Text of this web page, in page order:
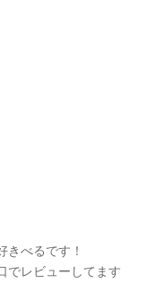
きべるです！
でレビューしてます